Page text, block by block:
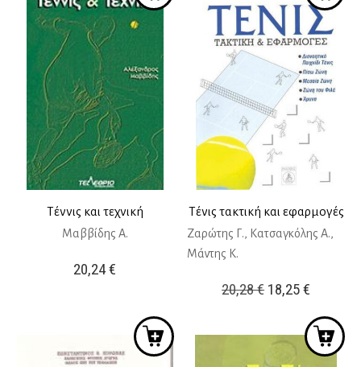
20,00 €.είναι:
18,00 €.
Τέννις και τεχνική
Μαββίδης Α.
20,24€
Τένις τακτική και εφαρμογές
Ζαρώτης Γ., Κατσαγκόλης Α.,
Μάντης Κ.
20,28€ Original
was:
20,28 €.
18,25€
τιμή
είναι: